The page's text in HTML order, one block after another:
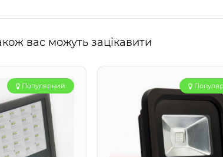
вас можуть зацікавити
Популярний